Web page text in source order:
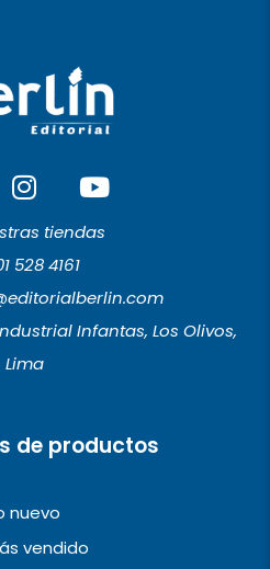
I
n
s
t
a
g
r
a
Y
o
u
u
b
e
tiendas
528 4161
Infantas, Los Olivos,
Lima
de productos
nuevo
vendido